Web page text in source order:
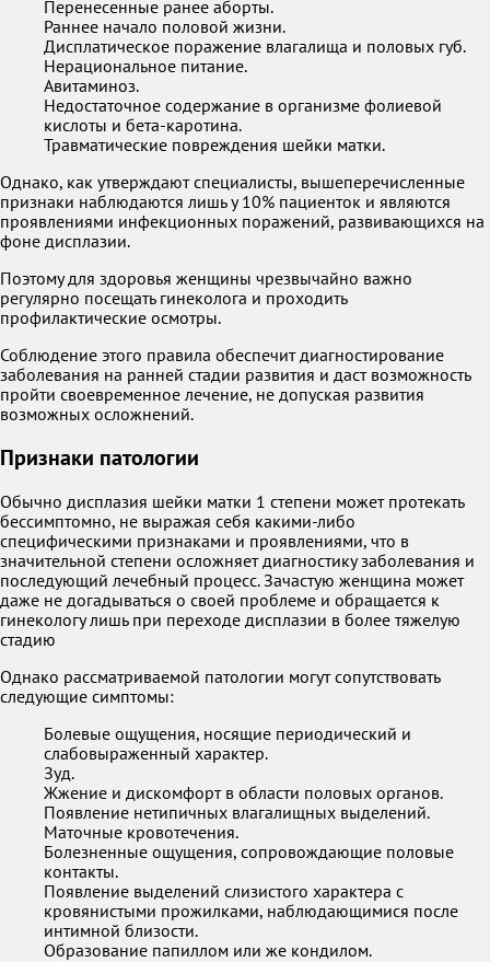
Перенесенные ранее аборты.
Раннее начало половой жизни.
Дисплатическое поражение влагалища и половых губ.
Нерациональное питание.
Авитаминоз.
Недостаточное содержание в организме фолиевой
кислоты и бета-каротина.
Травматические повреждения шейки матки.
Однако, как утверждают специалисты, вышеперечисленные
признаки наблюдаются лишь у 10% пациенток и являются
проявлениями инфекционных поражений, развивающихся на
фоне дисплазии.
Поэтому для здоровья женщины чрезвычайно важно
регулярно посещать гинеколога и проходить
профилактические осмотры.
Соблюдение этого правила обеспечит диагностирование
заболевания на ранней стадии развития и даст возможность
пройти своевременное лечение, не допуская развития
возможных осложнений.
Признаки патологии
Обычно дисплазия шейки матки 1 степени может протекать
бессимптомно, не выражая себя какими-либо
специфическими признаками и проявлениями, что в
значительной степени осложняет диагностику заболевания и
последующий лечебный процесс. Зачастую женщина может
даже не догадываться о своей проблеме и обращается к
гинекологу лишь при переходе дисплазии в более тяжелую
стадию
Однако рассматриваемой патологии могут сопутствовать
следующие симптомы:
Болевые ощущения, носящие периодический и
слабовыраженный характер.
Зуд.
Жжение и дискомфорт в области половых органов.
Появление нетипичных влагалищных выделений.
Маточные кровотечения.
Болезненные ощущения, сопровождающие половые
контакты.
Появление выделений слизистого характера с
кровянистыми прожилками, наблюдающимися после
интимной близости.
Образование папиллом или же кондилом.